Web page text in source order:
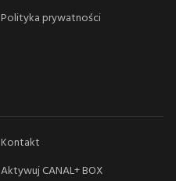
Polityka prywatności
Kontakt
Aktywuj CANAL+ BOX